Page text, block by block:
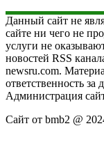
Данный сайт не
сайте ни чего не
услуги не
новостей RSS
newsru.com.
ответственность
Администрация
Сайт от bmb2 @